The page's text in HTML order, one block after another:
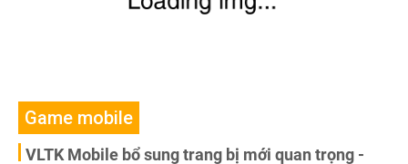
Game mobile
VLTK Mobile bổ sung trang bị mới quan trọng -